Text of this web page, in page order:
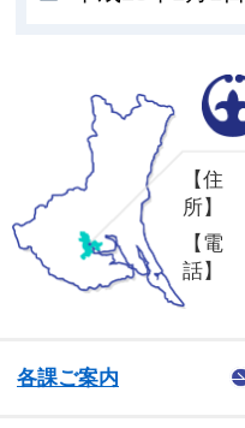
【住
所】
【電
話】
各課ご案内